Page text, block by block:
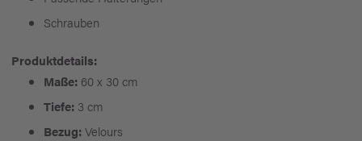
Schrauben
Produktdetails:
Maße: 60 x 30 cm
Tiefe: 3 cm
Bezug: Velours